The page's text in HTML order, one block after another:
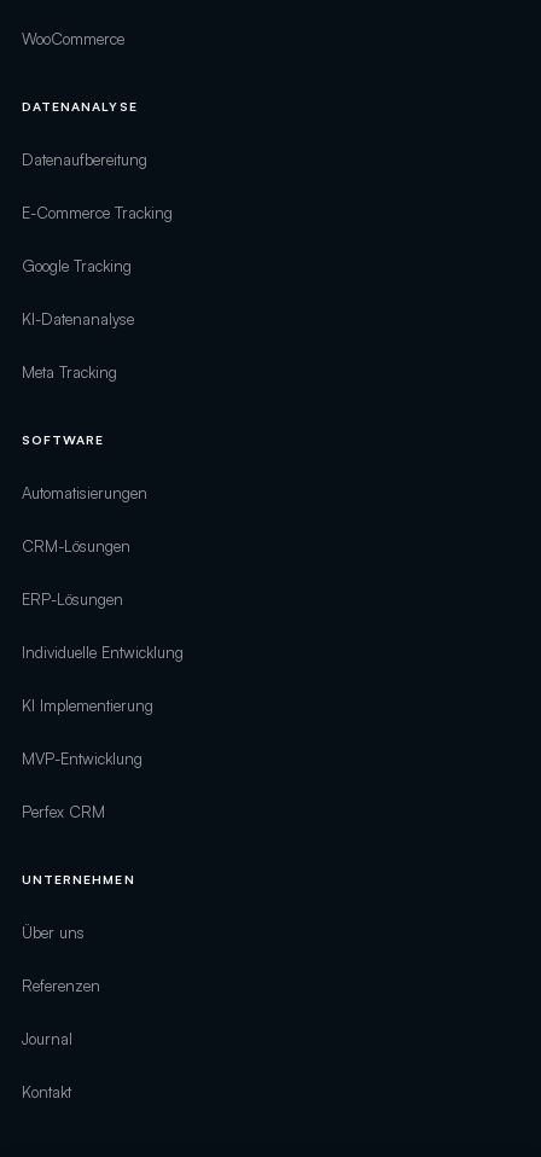
WooCommerce
DATENANALYSE
Datenaufbereitung
E-Commerce Tracking
Google Tracking
KI-Datenanalyse
Meta Tracking
SOFTWARE
Automatisierungen
CRM-Lösungen
ERP-Lösungen
Individuelle Entwicklung
KI Implementierung
MVP-Entwicklung
Perfex CRM
UNTERNEHMEN
Über uns
Referenzen
Journal
Kontakt